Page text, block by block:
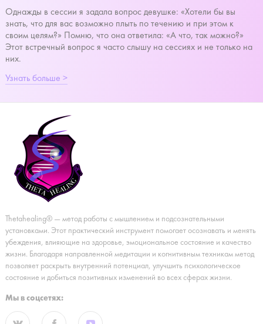
Однажды в сессии я задала вопрос девушке: «Хотели бы вы
знать, что для вас возможно плыть по течению и при этом к
своим целям?» Помню, что она ответила: «А что, так можно?»
Этот встречный вопрос я часто слышу на сессиях и не только на
них.
Узнать больше >
Thetahealing® — метод работы с мышлением и подсознательными
установками. Этот практический инструмент помогает осознавать и менять
убеждения, влияющие на здоровье, эмоциональное состояние и качество
жизни. Благодаря направленной медитации и когнитивным техникам метод
позволяет раскрыть внутренний потенциал, улучшить психологическое
состояние и добиться позитивных изменений во всех сферах жизни.
Мы в соцсетях: